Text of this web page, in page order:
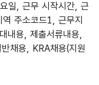
일, 근무 시작시간, 근
주소코드1, 근무지
내용, 제출서류내용,
채용, KRA채용(지원